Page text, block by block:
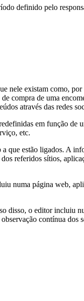
definido pelo
nele existam como,
compra de uma
através das redes
em função de
etc.
que estão ligados. A
referidos sítios,
numa página web,
disso, o editor incluiu
contínua dos